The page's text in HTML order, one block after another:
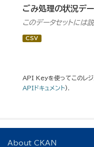
ごみ処理の状況デ
このデータセットには
CSV
API Keyを使ってこのレジ
APIドキュメント).
About CKAN